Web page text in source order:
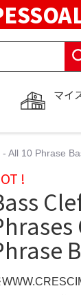
マイ
All 10 Phrase
!